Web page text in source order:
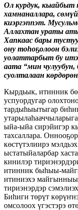
Ол курдук, кыайбыт
хамнаналлара,
киэргэппэт.
Аллахтан ураты
Хапкаас бары
ону тоһоҕолоон
уолаттарбыт бу
аата “мин
суолталаан
Кырдьык, итинник
успуордугар
тардыһыытыгар
ыйа-ыйа сирэйигэр
тахсаллара.
көстүтэлиирэ
ыстатыйаларбар
кинилэр
итинник быһыы-
итиниэхэ
тириэнэрдэр
Биһиги төрүт
омсолоох үгэстэрэ